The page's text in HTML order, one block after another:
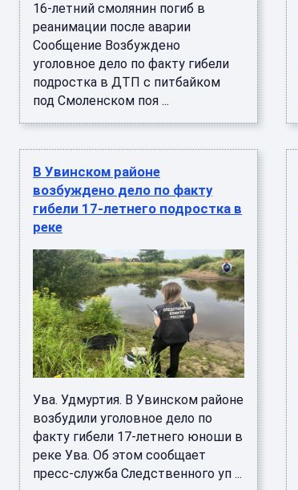
16-летний смолянин погиб в
реанимации после аварии
Сообщение Возбуждено
уголовное дело по факту гибели
подростка в ДТП с питбайком
под Смоленском поя ...
В Увинском районе
возбуждено дело по факту
гибели 17-летнего подростка в
реке
Ува. Удмуртия. В Увинском районе
возбудили уголовное дело по
факту гибели 17-летнего юноши в
реке Ува. Об этом сообщает
пресс-служба Следственного уп ...